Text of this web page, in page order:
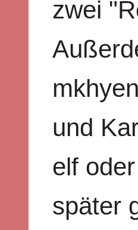
zwei
und
elf
später